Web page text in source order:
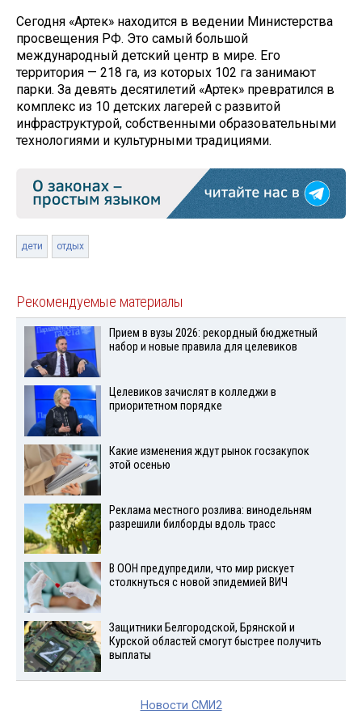
Сегодня «Артек» находится в ведении Министерства
просвещения РФ. Это самый большой
международный детский центр в мире. Его
территория — 218 га, из которых 102 га занимают
парки. За девять десятилетий «Артек» превратился в
комплекс из 10 детских лагерей с развитой
инфраструктурой, собственными образовательными
технологиями и культурными традициями.
дети отдых
Рекомендуемые материалы
Прием в вузы 2026: рекордный бюджетный
набор и новые правила для целевиков
Целевиков зачислят в колледжи в
приоритетном порядке
Какие изменения ждут рынок госзакупок
этой осенью
Реклама местного розлива: винодельням
разрешили билборды вдоль трасс
В ООН предупредили, что мир рискует
столкнуться с новой эпидемией ВИЧ
Защитники Белгородской, Брянской и
Курской областей смогут быстрее получить
выплаты
Новости СМИ2